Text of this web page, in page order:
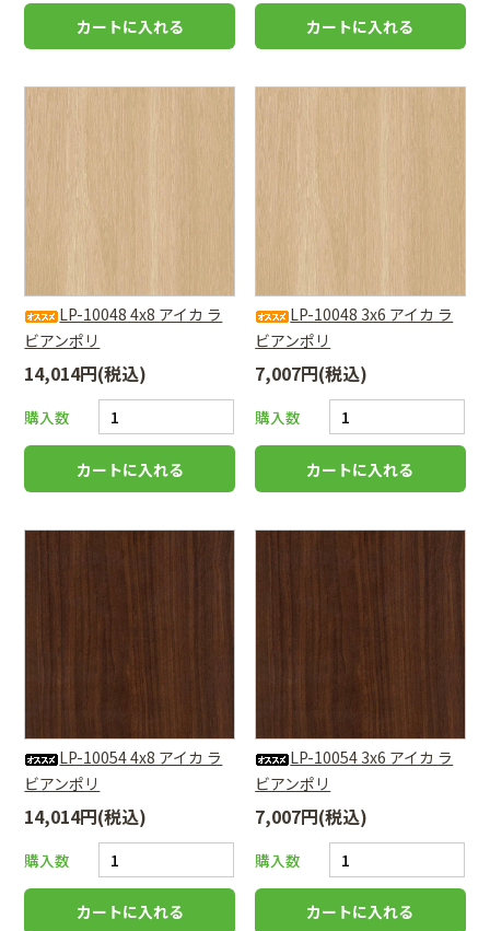
LP-10048 4x8 アイカ ラ
ビアンポリ
14,014円(税込)
購入数
LP-10048 3x6 アイカ ラ
ビアンポリ
7,007円(税込)
購入数
LP-10054 4x8 アイカ ラ
ビアンポリ
14,014円(税込)
購入数
LP-10054 3x6 アイカ ラ
ビアンポリ
7,007円(税込)
購入数